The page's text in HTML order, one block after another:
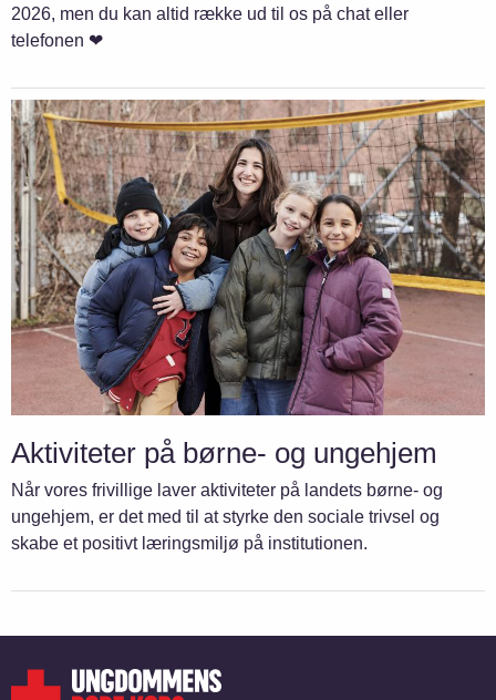
2026, men du kan altid række ud til os på chat eller
telefonen ❤
Aktiviteter på børne- og ungehjem
Når vores frivillige laver aktiviteter på landets børne- og
ungehjem, er det med til at styrke den sociale trivsel og
skabe et positivt læringsmiljø på institutionen.